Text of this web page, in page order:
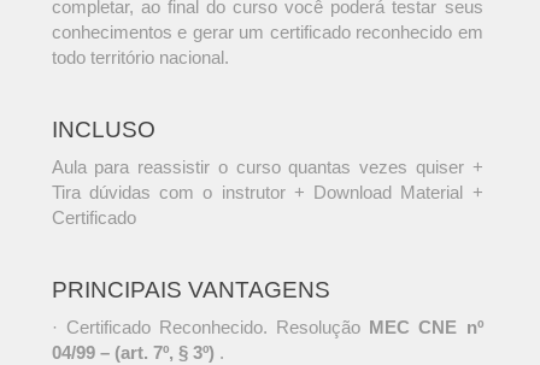
completar, ao final do curso você poderá testar seus
conhecimentos e gerar um certificado reconhecido em
todo território nacional.
INCLUSO
Aula para reassistir o curso quantas vezes quiser +
Tira dúvidas com o instrutor + Download Material +
Certificado
PRINCIPAIS VANTAGENS
· Certificado Reconhecido. Resolução MEC CNE nº
04/99 – (art. 7º, § 3º) .